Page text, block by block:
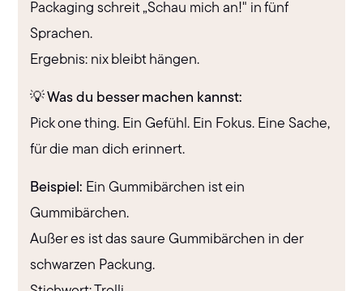
Packaging schreit „Schau mich an!" in fünf
Sprachen.
Ergebnis: nix bleibt hängen.
💡 Was du besser machen kannst:
Pick one thing. Ein Gefühl. Ein Fokus. Eine Sache,
für die man dich erinnert.
Beispiel: Ein Gummibärchen ist ein
Gummibärchen.
Außer es ist das saure Gummibärchen in der
schwarzen Packung.